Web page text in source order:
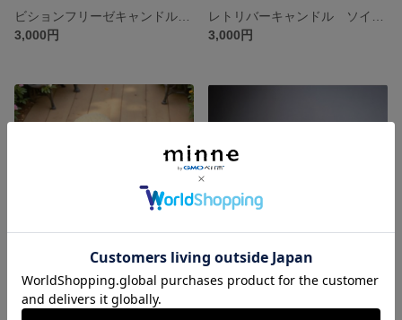
3,000円
3,000円
伏せプードルキャンドル ブラウン、ブラック ソイキャンドル
3,000円
シュナウザーキャンドル ミニシュナ ブラックホワイト、グレー、ホワイト